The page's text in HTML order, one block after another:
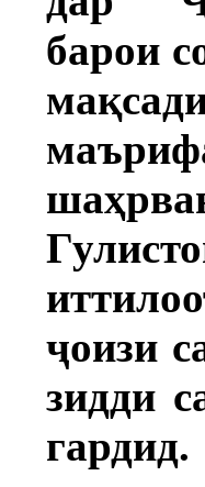
барои
ҷоизи
зидди
гардид.